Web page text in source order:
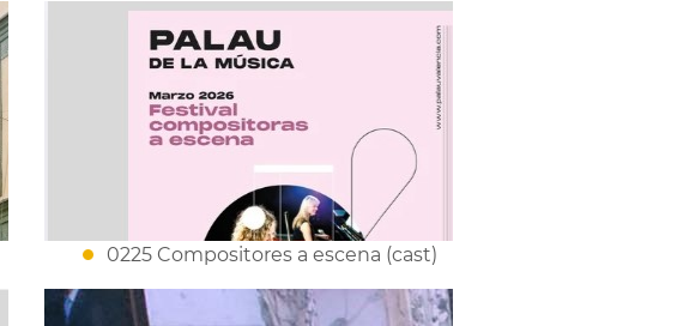
0225 Compositores a escena (cast)